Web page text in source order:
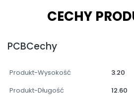
CECHY
PCBCechy
Produkt-Wysokość
3.20
Produkt-Długość
12.60